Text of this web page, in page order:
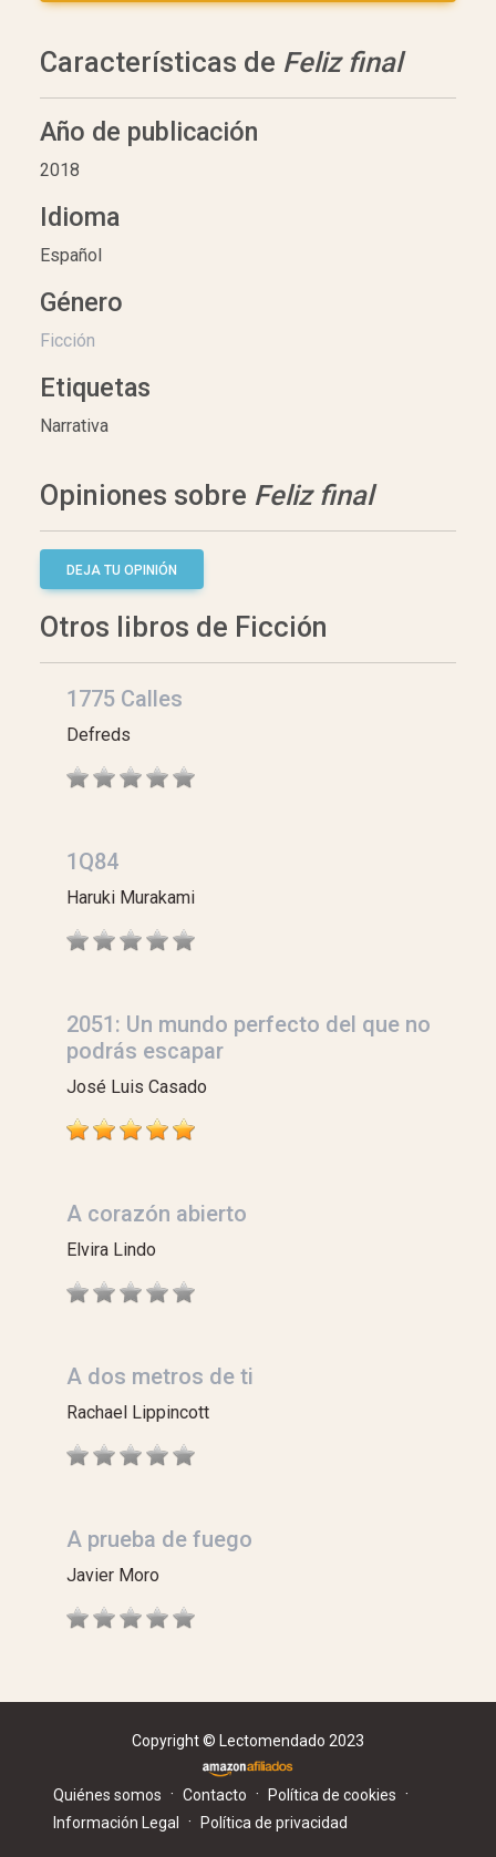
Características de Feliz final
Año de publicación
2018
Idioma
Español
Género
Ficción
Etiquetas
Narrativa
Opiniones sobre Feliz final
DEJA TU OPINIÓN
Otros libros de Ficción
1775 Calles
Defreds
1Q84
Haruki Murakami
2051: Un mundo perfecto del que no
podrás escapar
José Luis Casado
A corazón abierto
Elvira Lindo
A dos metros de ti
Rachael Lippincott
A prueba de fuego
Javier Moro
Copyright © Lectomendado 2023
Quiénes somos · Contacto · Política de cookies ·
Información Legal · Política de privacidad